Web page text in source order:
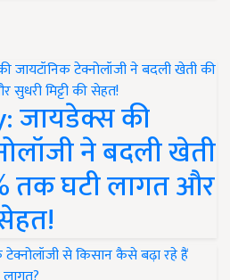
जायडेक्स की
ने बदली खेती
तक घटी लागत और